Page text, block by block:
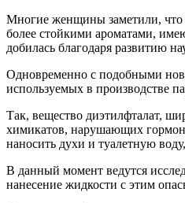
Многие женщины заметили, что
более стойкими ароматами,
добилась благодаря развитию
Одновременно с подобными
используемых в производстве
Так, вещество диэтилфталат,
химикатов, нарушающих
наносить духи и туалетную
В данный момент ведутся
нанесение жидкости с этим